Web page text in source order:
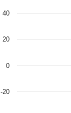
-20
0
20
40